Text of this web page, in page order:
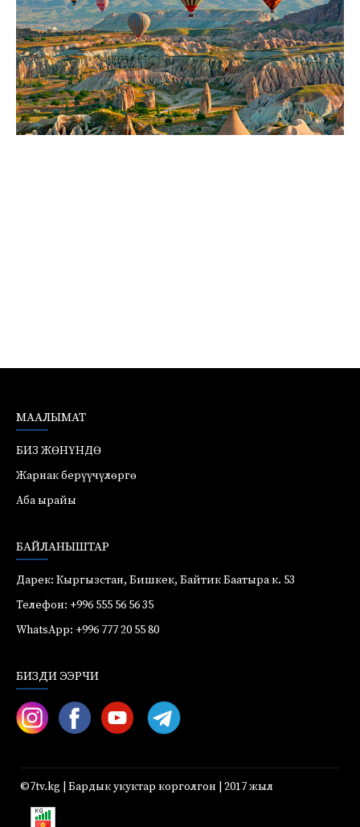
МААЛЫМАТ
БИЗ ЖӨНҮНДӨ
Жарнак берүүчүлөргө
Аба ырайы
БАЙЛАНЫШТАР
Дарек: Кыргызстан, Бишкек, Байтик Баатыра к. 53
Телефон: +996 555 56 56 35
WhatsApp: +996 777 20 55 80
БИЗДИ ЭЭРЧИ
©7tv.kg | Бардык укуктар корголгон | 2017 жыл